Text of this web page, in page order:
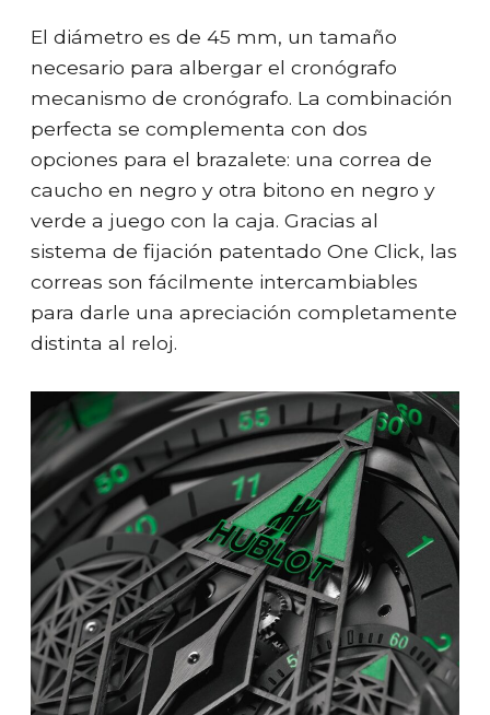
El diámetro es de 45 mm, un tamaño
necesario para albergar el cronógrafo
mecanismo de cronógrafo. La combinación
perfecta se complementa con dos
opciones para el brazalete: una correa de
caucho en negro y otra bitono en negro y
verde a juego con la caja. Gracias al
sistema de fijación patentado One Click, las
correas son fácilmente intercambiables
para darle una apreciación completamente
distinta al reloj.